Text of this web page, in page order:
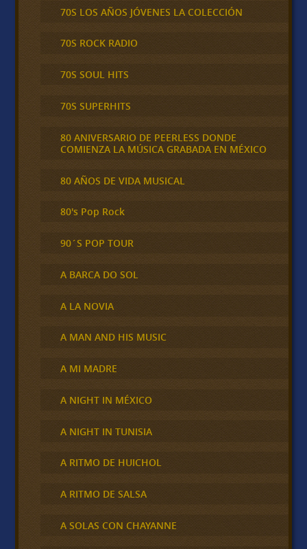
70S LOS AÑOS JÓVENES LA COLECCIÓN
70S ROCK RADIO
70S SOUL HITS
70S SUPERHITS
80 ANIVERSARIO DE PEERLESS DONDE
COMIENZA LA MÚSICA GRABADA EN MÉXICO
80 AÑOS DE VIDA MUSICAL
80's Pop Rock
90´S POP TOUR
A BARCA DO SOL
A LA NOVIA
A MAN AND HIS MUSIC
A MI MADRE
A NIGHT IN MÉXICO
A NIGHT IN TUNISIA
A RITMO DE HUICHOL
A RITMO DE SALSA
A SOLAS CON CHAYANNE